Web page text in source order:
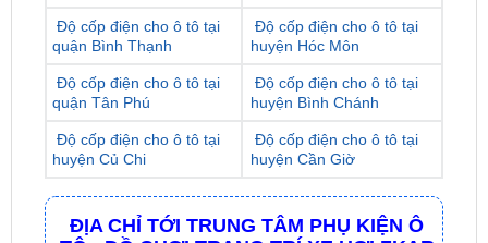
Độ cốp điện cho ô tô tại
quận Tân Phú
Độ cốp điện cho ô tô tại
huyện Bình Chánh
Độ cốp điện cho ô tô tại
huyện Củ Chi
Độ cốp điện cho ô tô tại
huyện Cần Giờ
ĐỊA CHỈ TỚI TRUNG TÂM PHỤ KIỆN Ô
TÔ - ĐỒ CHƠI TRANG TRÍ XE HƠI ZKAR